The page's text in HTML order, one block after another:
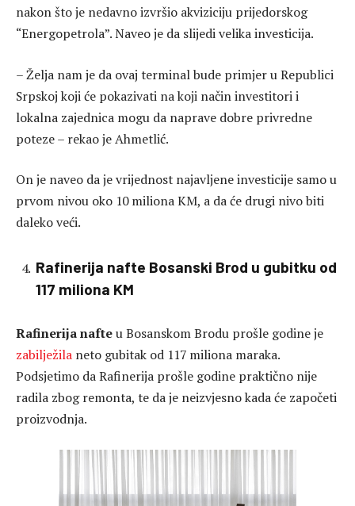
nakon što je nedavno izvršio akviziciju prijedorskog
“Energopetrola”. Naveo je da slijedi velika investicija.
– Želja nam je da ovaj terminal bude primjer u Republici
Srpskoj koji će pokazivati na koji način investitori i
lokalna zajednica mogu da naprave dobre privredne
poteze – rekao je Ahmetlić.
On je naveo da je vrijednost najavljene investicije samo u
prvom nivou oko 10 miliona KM, a da će drugi nivo biti
daleko veći.
Rafinerija nafte Bosanski Brod u gubitku od
117 miliona KM
Rafinerija nafteu Bosanskom Brodu prošle godine je
zabilježila neto gubitak od 117 miliona maraka.
Podsjetimo da Rafinerija prošle godine praktično nije
radila zbog remonta, te da je neizvjesno kada će započeti
proizvodnja.